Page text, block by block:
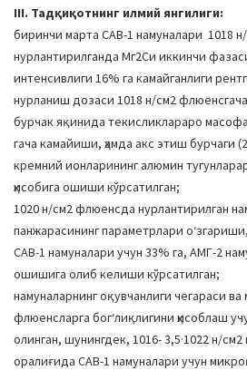
III. Тадқиқотнинг илмий янгилиги:
биринчи марта САВ-1 намуналари 1018
нурлантирилганда Мг2Си иккинчи
интенсивлиги 16% га камайганлиги
нурланиш дозаси 1018 н/см2
бурчак яқинида текисликлараро
гача камайиши, ҳамда акс этиш бурчаги
кремний ионларининг алюмин
ҳисобига ошиши кўрсатилган;
1020 н/см2 флюенсда нурлантирилган
панжарасининг параметрлари
САВ-1 намуналари учун 33% га, АМГ-2
ошишига олиб келиши кўрсатилган;
намуналарнинг оқувчанлиги чегараси
флюенсларга богʻлиқлигини ҳисоблаш
олинган, шунингдек, 1016- 3,5·1022 н/
оралиғида САВ-1 намуналари учун